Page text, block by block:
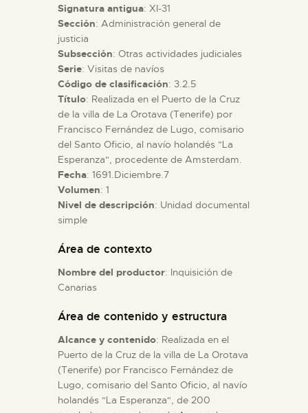
PREPARAR LA VISITA
ACTIVIDADES
█
EL MUSEO
COLECCIONES
ESPAÑOL
Signatura antigua: XI-31
Sección: Administración general de
justicia
Subsección: Otras actividades judiciales
Serie: Visitas de navíos
Código de clasificación: 3.2.5
Título: Realizada en el Puerto de la Cruz
de la villa de La Orotava (Tenerife) por
Francisco Fernández de Lugo, comisario
del Santo Oficio, al navío holandés "La
Esperanza", procedente de Amsterdam.
Fecha: 1691.Diciembre.7
Volumen: 1
Nivel de descripción: Unidad documental
simple
Área de contexto
Nombre del productor: Inquisición de
Canarias
Área de contenido y estructura
Alcance y contenido: Realizada en el
Puerto de la Cruz de la villa de La Orotava
(Tenerife) por Francisco Fernández de
Lugo, comisario del Santo Oficio, al navío
holandés "La Esperanza", de 200